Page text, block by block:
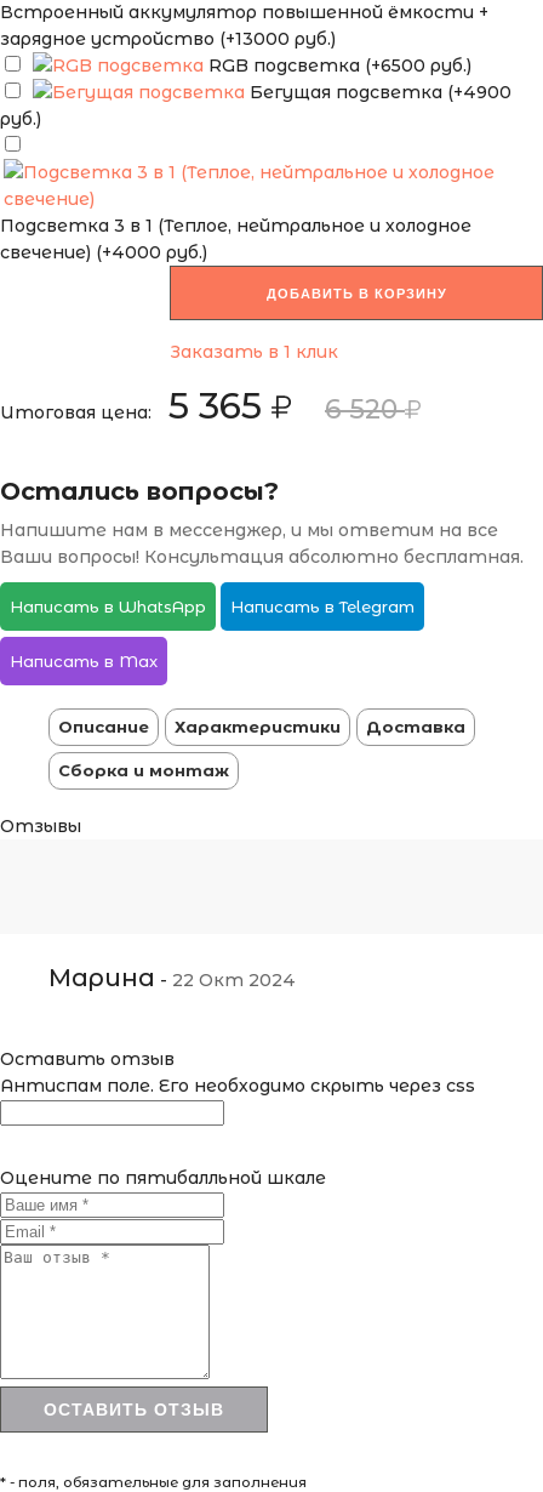
Встроенный аккумулятор повышенной ёмкости +
зарядное устройство (+13000 руб.)
RGB подсветка (+6500 руб.)
Бегущая подсветка (+4900
руб.)
Подсветка 3 в 1 (Теплое, нейтральное и холодное
свечение) (+4000 руб.)
ДОБАВИТЬ В КОРЗИНУ
Заказать в 1 клик
Итоговая цена: 5 365 6 520
Остались вопросы?
Напишите нам в мессенджер, и мы ответим на все
Ваши вопросы! Консультация абсолютно бесплатная.
Написать в WhatsApp Написать в Telegram
Написать в Max
Описание Характеристики Доставка
Сборка и монтаж
Отзывы
Марина - 22 Окт 2024
Оставить отзыв
Антиспам поле. Его необходимо скрыть через css
Оцените по пятибалльной шкале
* - поля, обязательные для заполнения